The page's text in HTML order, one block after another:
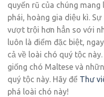
quyến rũ của chúng
phái, hoàng gia diệu kì.
vượt trội hơn hẳn so với
luôn là điểm đặc biệt,
cả về loài chó quý tộc
giống chó Maltese và
quý tộc này. Hãy để Thư
phá loài chó này!